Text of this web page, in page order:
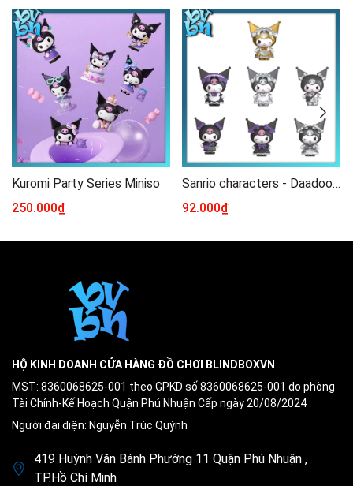
Kuromi Party Series Miniso
250.000₫
Sanrio characters - Daadoos - NEST Series - Sweet Stylish Wonderland - Blokees - EO05
92.000₫
HỘ KINH DOANH CỬA HÀNG ĐỒ CHƠI BLINDBOXVN
MST: 8360068625-001 theo GPKD số 8360068625-001 do phòng
Tài Chính-Kế Hoạch Quận Phú Nhuận Cấp ngày 20/08/2024
Người đại diện: Nguyễn Trúc Quỳnh
419 Huỳnh Văn Bánh Phường 11 Quận Phú Nhuận ,
TP.Hồ Chí Minh